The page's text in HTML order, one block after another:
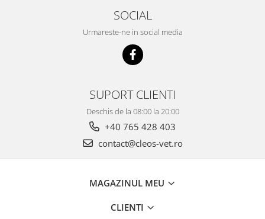
SOCIAL
Urmareste-ne in social media
SUPORT CLIENTI
Deschis de la 08:00 la 20:00
+40 765 428 403
contact@cleos-vet.ro
MAGAZINUL MEU
CLIENTI